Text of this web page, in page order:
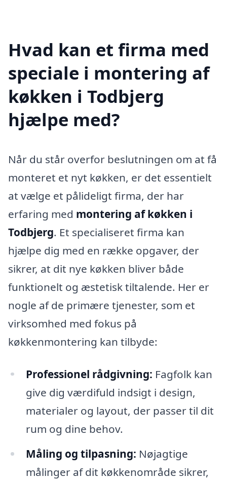
Hvad kan et firma med
speciale i montering af
køkken i Todbjerg
hjælpe med?
Når du står overfor beslutningen om at få
monteret et nyt køkken, er det essentielt
at vælge et pålideligt firma, der har
erfaring med montering af køkken i
Todbjerg. Et specialiseret firma kan
hjælpe dig med en række opgaver, der
sikrer, at dit nye køkken bliver både
funktionelt og æstetisk tiltalende. Her er
nogle af de primære tjenester, som et
virksomhed med fokus på
køkkenmontering kan tilbyde:
Professionel rådgivning: Fagfolk kan
give dig værdifuld indsigt i design,
materialer og layout, der passer til dit
rum og dine behov.
Måling og tilpasning: Nøjagtige
målinger af dit køkkenområde sikrer,